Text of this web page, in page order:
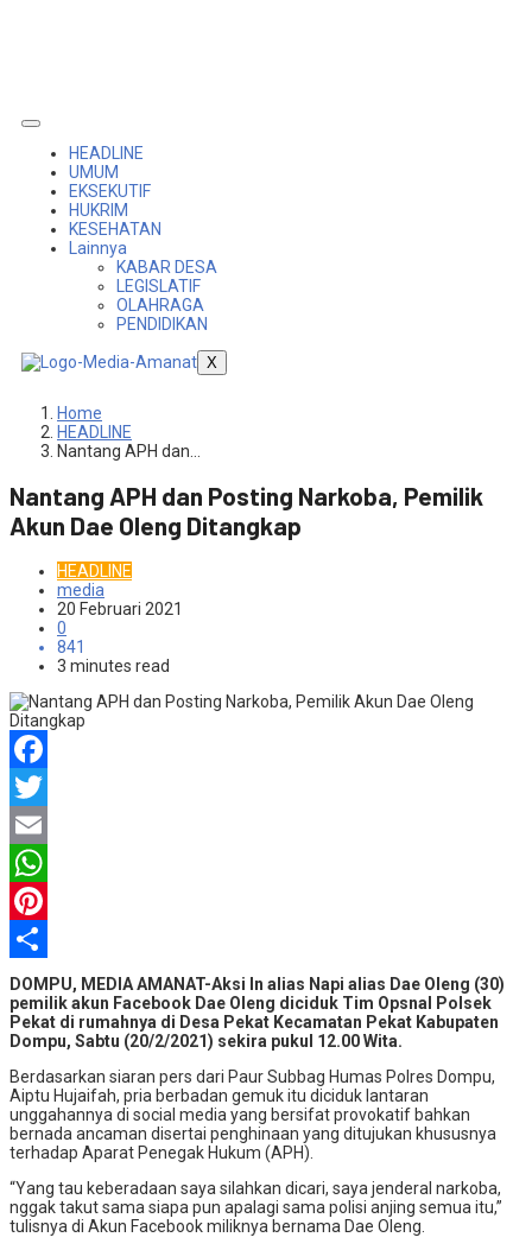
HEADLINE
UMUM
EKSEKUTIF
HUKRIM
KESEHATAN
Lainnya
KABAR DESA
LEGISLATIF
OLAHRAGA
PENDIDIKAN
X
Home
HEADLINE
Nantang APH dan…
Nantang APH dan Posting Narkoba, Pemilik
Akun Dae Oleng Ditangkap
HEADLINE
media
20 Februari 2021
0
841
3 minutes read
Facebook
Twitter
Email
WhatsApp
Pinterest
Share
DOMPU, MEDIA AMANAT-Aksi In alias Napi alias Dae Oleng (30)
pemilik akun Facebook Dae Oleng diciduk Tim Opsnal Polsek
Pekat di rumahnya di Desa Pekat Kecamatan Pekat Kabupaten
Dompu, Sabtu (20/2/2021) sekira pukul 12.00 Wita.
Berdasarkan siaran pers dari Paur Subbag Humas Polres Dompu,
Aiptu Hujaifah, pria berbadan gemuk itu diciduk lantaran
unggahannya di social media yang bersifat provokatif bahkan
bernada ancaman disertai penghinaan yang ditujukan khususnya
terhadap Aparat Penegak Hukum (APH).
“Yang tau keberadaan saya silahkan dicari, saya jenderal narkoba,
nggak takut sama siapa pun apalagi sama polisi anjing semua itu,”
tulisnya di Akun Facebook miliknya bernama Dae Oleng.